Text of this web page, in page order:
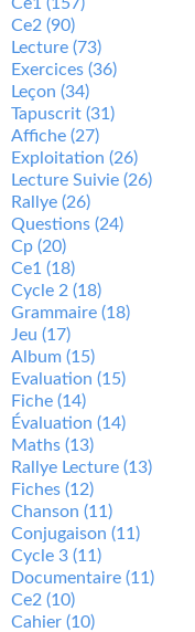
Ce2 (90)
Lecture (73)
Exercices (36)
Leçon (34)
Tapuscrit (31)
Affiche (27)
Exploitation (26)
Lecture Suivie (26)
Rallye (26)
Questions (24)
Cp (20)
Ce1 (18)
Cycle 2 (18)
Grammaire (18)
Jeu (17)
Album (15)
Evaluation (15)
Fiche (14)
Évaluation (14)
Maths (13)
Rallye Lecture (13)
Fiches (12)
Chanson (11)
Conjugaison (11)
Cycle 3 (11)
Documentaire (11)
Ce2 (10)
Cahier (10)